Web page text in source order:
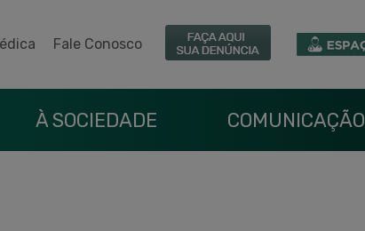
Fale Conosco
À SOCIEDADE COMUNICAÇÃO